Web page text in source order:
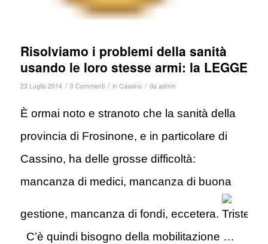
Risolviamo i problemi della sanità
usando le loro stesse armi: la LEGGE
23 Luglio 2014 / 0 Commenti / in Cassino / da admin
È ormai noto e stranoto che la sanità della
provincia di Frosinone, e in particolare di
Cassino, ha delle grosse difficoltà:
mancanza di medici, mancanza di buona
gestione, mancanza di fondi, eccetera.
C’è quindi bisogno della mobilitazione …